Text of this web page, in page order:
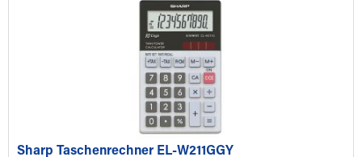
Sharp Taschenrechner EL-W211GGY